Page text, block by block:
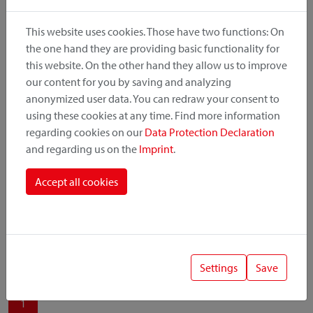
produit, le point de montage et le système de fixation.
Catégorie de produit
Position de montage
Système de fixation
1
This website uses cookies. Those have two functions: On
the one hand they are providing basic functionality for
this website. On the other hand they allow us to improve
our content for you by saving and analyzing
anonymized user data. You can redraw your consent to
using these cookies at any time. Find more information
regarding cookies on our Data Protection Declaration
and regarding us on the Imprint.
Accept all cookies
Settings Save